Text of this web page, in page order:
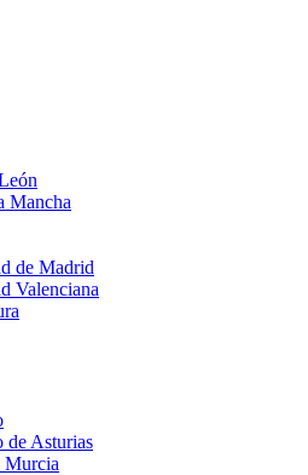
Mancha
de Madrid
Valenciana
de Asturias
Murcia